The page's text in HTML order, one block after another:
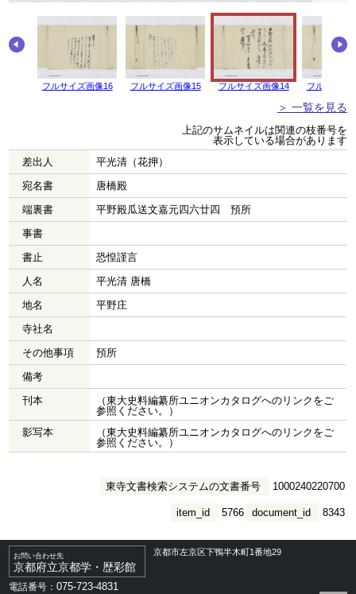
フルサイズ画像16 フルサイズ画像15 フルサイズ画像14 フルサイズ
＞ 一覧を見る
上記のサムネイルは関連の枝番号を
表示している場合があります
差出人
平光清（花押）
宛名書
唐橋殿
端裏書
平野殿瓜送文嘉元四六廿四 預所
事書
書止
恐惶謹言
人名
平光清 唐橋
地名
平野庄
寺社名
その他事項
預所
備考
刊本
（東大史料編纂所ユニオンカタログへのリンクをご
参照ください。）
影写本
（東大史料編纂所ユニオンカタログへのリンクをご
参照ください。）
東寺文書検索システムの文書番号 1000240220700
document_id 8343
item_id 5766
お問い合わせ先
京都府立京都学・歴彩館
京都市左京区下鴨半木町1番地29
電話番号：075-723-4831